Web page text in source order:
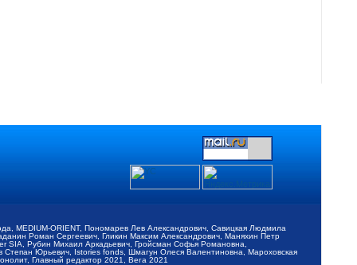
MEDIUM-ORIENT, Пономарев Лев Александрович, Савицкая Людмила
Роман Сергеевич, Гликин Максим Александрович, Маняхин Петр
Рубин Михаил Аркадьевич, Гройсман Софья Романовна,
Юрьевич, Istories fonds, Шмагун Олеся Валентиновна, Мароховская
Главный редактор 2021, Вега 2021